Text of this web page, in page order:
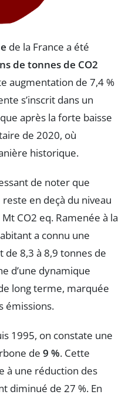
de la France a été
de tonnes de CO2
augmentation de 7,4 %
s’inscrit dans un
après la forte baisse
de 2020, où
historique.
de noter que
en deçà du niveau
CO2 eq. Ramenée à la
a connu une
de 8,3 à 8,9 tonnes de
d’une dynamique
long terme, marquée
émissions.
1995, on constate une
de 9 %. Cette
à une réduction des
diminué de 27 %. En